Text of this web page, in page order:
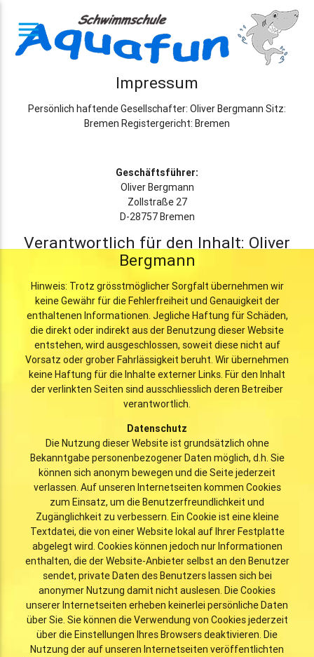
menu
Impressum
Persönlich haftende Gesellschafter: Oliver Bergmann Sitz:
Bremen Registergericht: Bremen
Geschäftsführer:
Oliver Bergmann
Zollstraße 27
D-28757 Bremen
Verantwortlich für den Inhalt: Oliver
Bergmann
Hinweis: Trotz grösstmöglicher Sorgfalt übernehmen wir
keine Gewähr für die Fehlerfreiheit und Genauigkeit der
enthaltenen Informationen. Jegliche Haftung für Schäden,
die direkt oder indirekt aus der Benutzung dieser Website
entstehen, wird ausgeschlossen, soweit diese nicht auf
Vorsatz oder grober Fahrlässigkeit beruht. Wir übernehmen
keine Haftung für die Inhalte externer Links. Für den Inhalt
der verlinkten Seiten sind ausschliesslich deren Betreiber
verantwortlich.
Datenschutz
Die Nutzung dieser Website ist grundsätzlich ohne
Bekanntgabe personenbezogener Daten möglich, d.h. Sie
können sich anonym bewegen und die Seite jederzeit
verlassen. Auf unseren Internetseiten kommen Cookies
zum Einsatz, um die Benutzerfreundlichkeit und
Zugänglichkeit zu verbessern. Ein Cookie ist eine kleine
Textdatei, die von einer Website lokal auf Ihrer Festplatte
abgelegt wird. Cookies können jedoch nur Informationen
enthalten, die der Website-Anbieter selbst an den Benutzer
sendet, private Daten des Benutzers lassen sich bei
anonymer Nutzung damit nicht auslesen. Die Cookies
unserer Internetseiten erheben keinerlei persönliche Daten
über Sie. Sie können die Verwendung von Cookies jederzeit
über die Einstellungen Ihres Browsers deaktivieren. Die
Nutzung der auf unseren Internetseiten veröffentlichten